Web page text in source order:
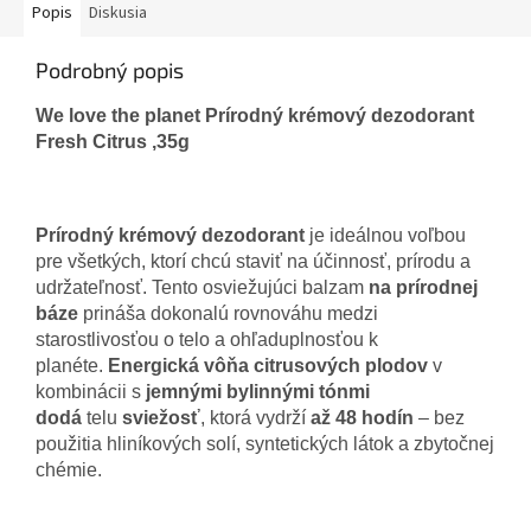
Popis Diskusia
Podrobný popis
We love the planet Prírodný krémový dezodorant
Fresh Citrus ,35g
Prírodný krémový dezodorant je ideálnou voľbou
pre všetkých, ktorí chcú staviť na účinnosť, prírodu a
udržateľnosť. Tento osviežujúci balzam na prírodnej
báze prináša dokonalú rovnováhu medzi
starostlivosťou o telo a ohľaduplnosťou k
planéte. Energická vôňa citrusových plodov v
kombinácii s jemnými bylinnými tónmi
dodá telu sviežosť, ktorá vydrží až 48 hodín – bez
použitia hliníkových solí, syntetických látok a zbytočnej
chémie.